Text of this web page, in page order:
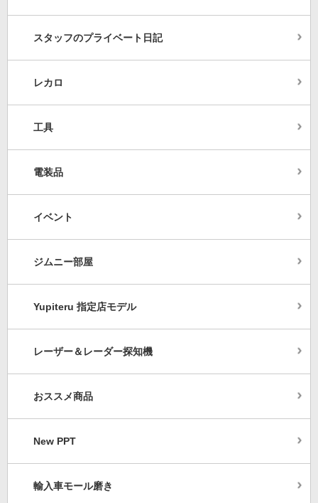
スタッフのプライベート日記
レカロ
工具
電装品
イベント
ジムニー部屋
Yupiteru 指定店モデル
レーザー＆レーダー探知機
おススメ商品
New PPT
輸入車モール磨き